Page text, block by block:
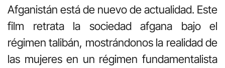
Afganistán está de nuevo de actualidad. Este
film retrata la sociedad afgana bajo el
régimen talibán, mostrándonos la realidad de
las mujeres en un régimen fundamentalista